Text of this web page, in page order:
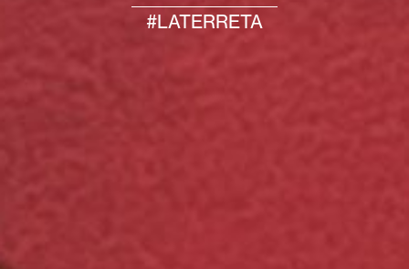
#LATERRETA